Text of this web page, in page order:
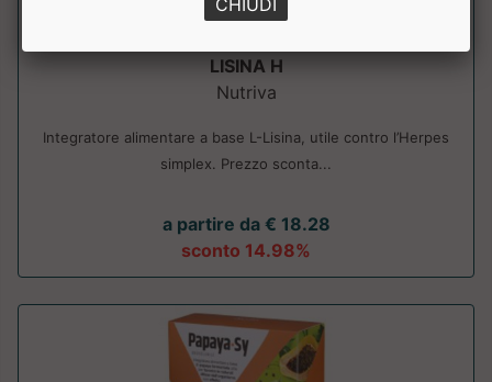
LISINA H
Nutriva
Integratore alimentare a base L-Lisina, utile contro l’Herpes
simplex. Prezzo sconta...
a partire da € 18.28
sconto 14.98%
CHIUDI